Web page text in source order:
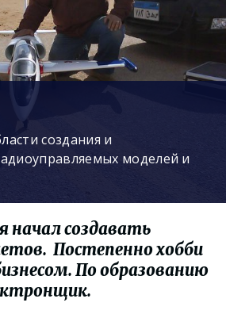
создания и
моделей и
начал создавать
Постепенно хобби
По образованию